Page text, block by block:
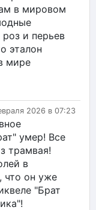
в мировом
роз и перьев
эталон
мире
2026 в 07:23
умер! Все
трамвая!
в
что он уже
"Брат